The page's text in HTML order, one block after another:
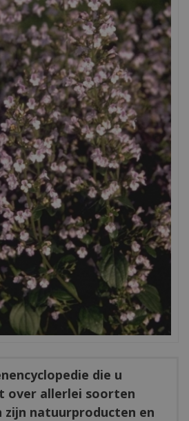
die u
over allerlei soorten
zijn natuurproducten en